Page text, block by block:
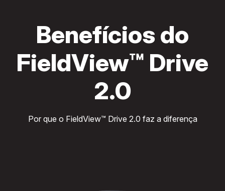
Benefícios do
FieldView™ Drive
2.0
Por que o FieldView™ Drive 2.0 faz a diferença